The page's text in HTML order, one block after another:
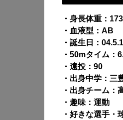
・身長体重：
・血液型：AB
・誕生日：
・50mタイム：
・遠投：90
・出身中学：三
・出身チーム：
・趣味：運動
・好きな選手・